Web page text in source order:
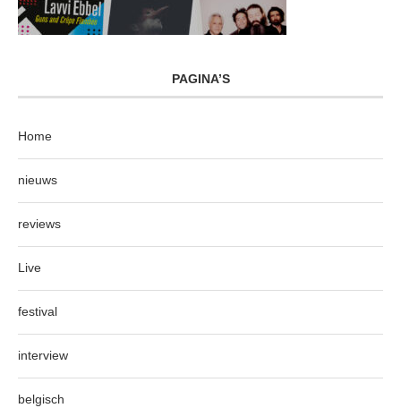
PAGINA’S
Home
nieuws
reviews
Live
festival
interview
belgisch